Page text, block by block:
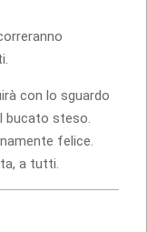
con lo sguardo
bucato steso.
felice.
a tutti.